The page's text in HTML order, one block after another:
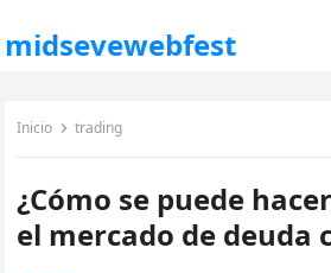
midsevewebfest
Inicio trading
¿Cómo se puede
el mercado de deuda